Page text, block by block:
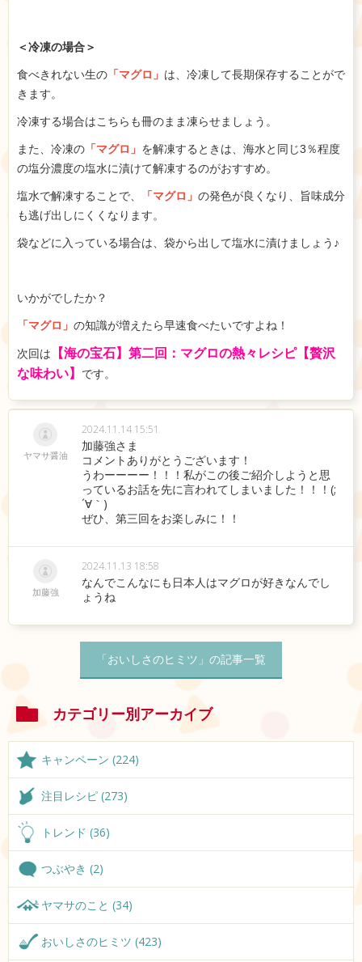
＜冷凍の場合＞
食べきれない生の 「マグロ」 は、冷凍して長期保存することがで
きます。
冷凍する場合はこちらも冊のまま凍らせましょう。
また、冷凍の 「マグロ」 を解凍するときは、海水と同じ3％程度
の塩分濃度の塩水に漬けて解凍するのがおすすめ。
塩水で解凍することで、 「マグロ」 の発色が良くなり、旨味成分
も逃げ出しにくくなります。
袋などに入っている場合は、袋から出して塩水に漬けましょう♪
いかがでしたか？
「マグロ」 の知識が増えたら早速食べたいですよね！
次回は 【海の宝石】第二回：マグロの熱々レシピ【贅沢
な味わい】 です。
ヤマサ醤油
2024.11.14 15:51
加藤強さま
コメントありがとうございます！
うわーーーー！！！私がこの後ご紹介しようと思
っているお話を先に言われてしまいました！！！(;
´∀｀)
ぜひ、第三回をお楽しみに！！
加藤強
2024.11.13 18:58
なんでこんなにも日本人はマグロが好きなんでし
ょうね
「おいしさのヒミツ」の記事一覧
カテゴリー別アーカイブ
キャンペーン (224)
注目レシピ (273)
トレンド (36)
つぶやき (2)
ヤマサのこと (34)
おいしさのヒミツ (423)